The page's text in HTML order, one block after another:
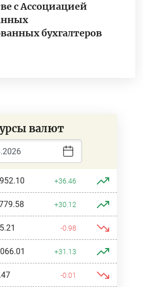
с Ассоциацией
бухгалтеров
валют
+36.46
+30.12
-0.98
+31.13
-0.01